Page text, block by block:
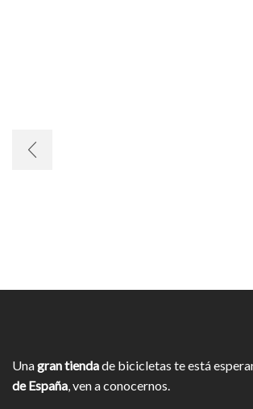
Unagran tiendade bicicletas te está
de España, ven a conocernos.